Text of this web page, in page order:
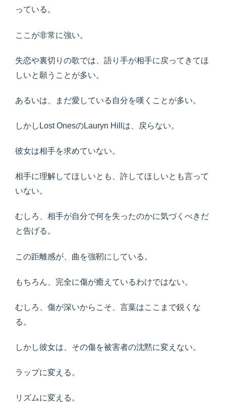
っている。
ここが非常に強い。
失恋や裏切りの歌では、語り手が相手に戻ってきてほ
しいと願うことが多い。
あるいは、まだ愛している自分を嘆くことが多い。
しかしLost OnesのLauryn Hillは、戻らない。
彼女は相手を求めていない。
相手に理解してほしいとも、許してほしいとも言って
いない。
むしろ、相手が自分で何を失ったのかに気づくべきだ
と告げる。
この距離感が、曲を強靭にしている。
もちろん、完全に傷が癒えているわけではない。
むしろ、傷が深いからこそ、言葉はここまで鋭くな
る。
しかし彼女は、その傷を被害者の沈黙に変えない。
ラップに変える。
リズムに変える。